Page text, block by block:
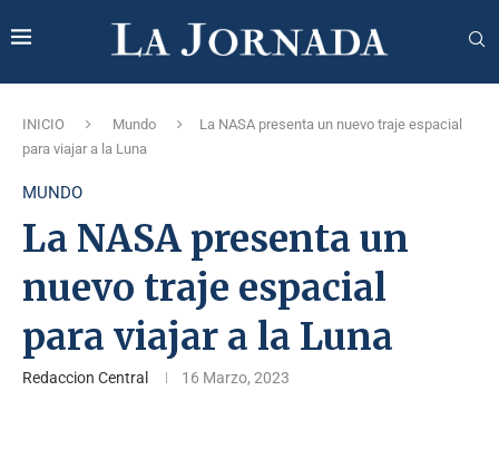
INICIO Mundo
La NASA presenta un nuevo traje espacial
para viajar a la Luna
MUNDO
La NASA presenta un
nuevo traje espacial
para viajar a la Luna
Redaccion Central 16 Marzo, 2023